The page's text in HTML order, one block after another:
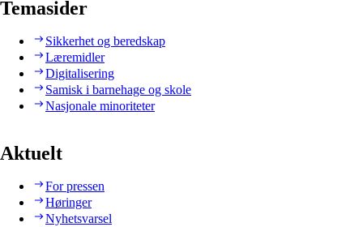
Temasider
Sikkerhet og beredskap
Læremidler
Digitalisering
Samisk i barnehage og skole
Nasjonale minoriteter
Aktuelt
For pressen
Høringer
Nyhetsvarsel